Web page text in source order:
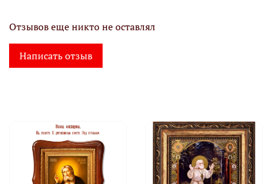
Отзывов еще никто не оставлял
Написать отзыв